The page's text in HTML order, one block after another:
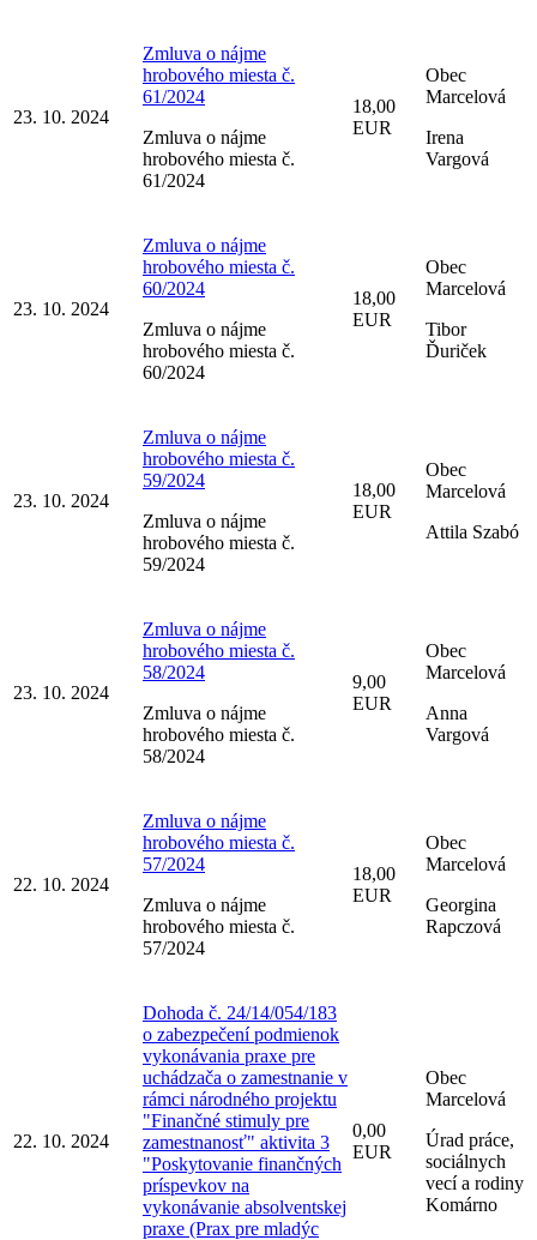
23. 10. 2024
Zmluva o nájme
hrobového miesta č.
61/2024
Zmluva o nájme
hrobového miesta č.
61/2024
18,00
EUR
Obec
Marcelová
Irena
Vargová
23. 10. 2024
Zmluva o nájme
hrobového miesta č.
60/2024
Zmluva o nájme
hrobového miesta č.
60/2024
18,00
EUR
Obec
Marcelová
Tibor
Ďuriček
23. 10. 2024
Zmluva o nájme
hrobového miesta č.
59/2024
Zmluva o nájme
hrobového miesta č.
59/2024
18,00
EUR
Obec
Marcelová
Attila Szabó
23. 10. 2024
Zmluva o nájme
hrobového miesta č.
58/2024
Zmluva o nájme
hrobového miesta č.
58/2024
9,00
EUR
Obec
Marcelová
Anna
Vargová
22. 10. 2024
Zmluva o nájme
hrobového miesta č.
57/2024
Zmluva o nájme
hrobového miesta č.
57/2024
18,00
EUR
Obec
Marcelová
Georgina
Rapczová
22. 10. 2024
Dohoda č. 24/14/054/183
o zabezpečení podmienok
vykonávania praxe pre
uchádzača o zamestnanie v
rámci národného projektu
"Finančné stimuly pre
zamestnanosť" aktivita 3
"Poskytovanie finančných
príspevkov na
vykonávanie absolventskej
praxe (Prax pre mladýc
0,00
EUR
Obec
Marcelová
Úrad práce,
sociálnych
vecí a rodiny
Komárno